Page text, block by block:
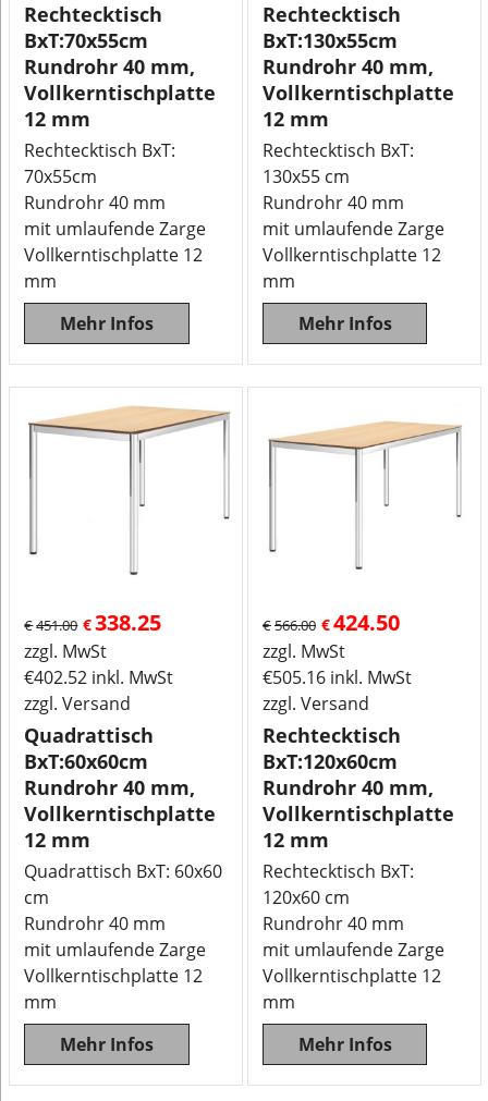
Rechtecktisch
BxT:70x55cm
Rundrohr 40 mm,
Vollkerntischplatte
12 mm
Rechtecktisch BxT:
70x55cm
Rundrohr 40 mm
mit umlaufende Zarge
Vollkerntischplatte 12
mm
Mehr Infos
Rechtecktisch
BxT:130x55cm
Rundrohr 40 mm,
Vollkerntischplatte
12 mm
Rechtecktisch BxT:
130x55 cm
Rundrohr 40 mm
mit umlaufende Zarge
Vollkerntischplatte 12
mm
Mehr Infos
€451.00 €338.25
zzgl. MwSt
€402.52 inkl. MwSt
zzgl. Versand
Quadrattisch
BxT:60x60cm
Rundrohr 40 mm,
Vollkerntischplatte
12 mm
Quadrattisch BxT: 60x60
cm
Rundrohr 40 mm
mit umlaufende Zarge
Vollkerntischplatte 12
mm
Mehr Infos
€566.00 €424.50
zzgl. MwSt
€505.16 inkl. MwSt
zzgl. Versand
Rechtecktisch
BxT:120x60cm
Rundrohr 40 mm,
Vollkerntischplatte
12 mm
Rechtecktisch BxT:
120x60 cm
Rundrohr 40 mm
mit umlaufende Zarge
Vollkerntischplatte 12
mm
Mehr Infos